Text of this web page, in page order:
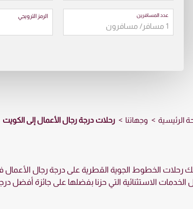
عدد المسافرين الرمز الترويجي
الرئيسية وجهاتنا رحلات درجة رجال الأعمال إلى الكويت
رحلات الخطوط الجوية القطرية على درجة رجال الأعمال
الاستثنائية التي حزنا بفضلها على جائزة أفضل درجة رجال